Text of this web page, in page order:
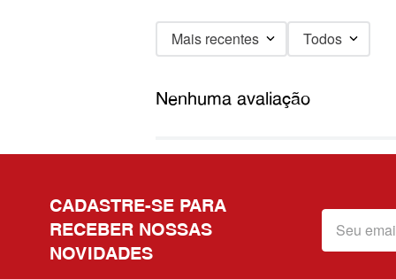
Mais recentes Todos
Nenhuma avaliação
CADASTRE-SE PARA
RECEBER NOSSAS
NOVIDADES